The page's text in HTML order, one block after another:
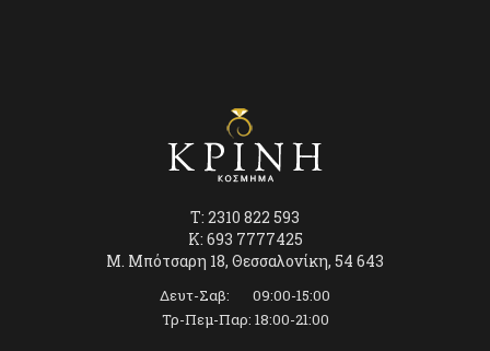
T: 2310 822 593
K: 693 7777425
Μ. Μπότσαρη 18, Θεσσαλονίκη, 54 643
Δευτ-Σαβ: 09:00-15:00
Τρ-Πεμ-Παρ: 18:00-21:00